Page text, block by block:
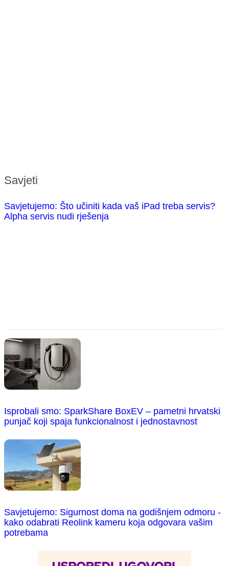
Savjeti
Savjetujemo: Što učiniti kada vaš iPad treba servis?
Alpha servis nudi rješenja
Isprobali smo: SparkShare BoxEV – pametni hrvatski
punjač koji spaja funkcionalnost i jednostavnost
Savjetujemo: Sigurnost doma na godišnjem odmoru -
kako odabrati Reolink kameru koja odgovara vašim
potrebama